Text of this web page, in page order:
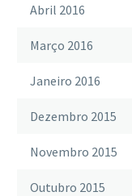
Abril 2016
Março 2016
Janeiro 2016
Dezembro 2015
Novembro 2015
Outubro 2015